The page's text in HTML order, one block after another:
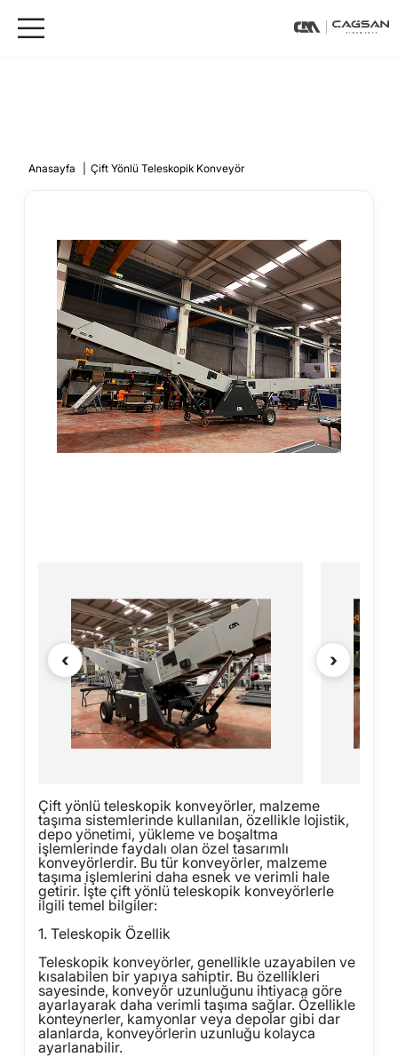
Anasayfa Çift Yönlü Teleskopik Konveyör
Çift yönlü teleskopik konveyörler, malzeme
taşıma sistemlerinde kullanılan, özellikle lojistik,
depo yönetimi, yükleme ve boşaltma
işlemlerinde faydalı olan özel tasarımlı
konveyörlerdir. Bu tür konveyörler, malzeme
taşıma işlemlerini daha esnek ve verimli hale
getirir. İşte çift yönlü teleskopik konveyörlerle
ilgili temel bilgiler:
1. Teleskopik Özellik
Teleskopik konveyörler, genellikle uzayabilen ve
kısalabilen bir yapıya sahiptir. Bu özellikleri
sayesinde, konveyör uzunluğunu ihtiyaca göre
ayarlayarak daha verimli taşıma sağlar. Özellikle
konteynerler, kamyonlar veya depolar gibi dar
alanlarda, konveyörlerin uzunluğu kolayca
ayarlanabilir.